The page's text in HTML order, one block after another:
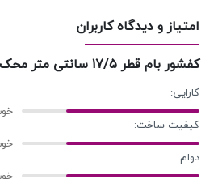
امتیاز و دیدگاه کاربران
کفشور بام قطر 17/5 سانتی متر محک کد 563b
کارایی:
کیفیت ساخت:
دوام: